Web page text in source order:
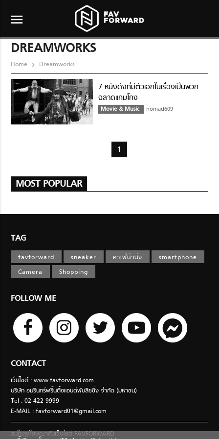
menu
DREAMWORKS
Home Dreamworks
7 หนังดังที่มีตัวเอกในเรื่องเป็นพวก
ฉลาดแกมโกง
Movie & Music nomad609
1
MOST POPULAR
TAG
favforward sneaker คาเฟ่น่านั่ง
smartphone
Camera
Shopping
FOLLOW ME
CONTACT
เว็บไซต์ : www.favforward.com
บริษัท อมรินทร์พริ้นติ้งแอนด์พับลิชชิ่ง จำกัด (มหาชน)
Tel : 02-422-9999
E-MAIL :favforward01@gmail.com
สนใจลงโฆษณากับเว็บไซต์ FAVFORWARD